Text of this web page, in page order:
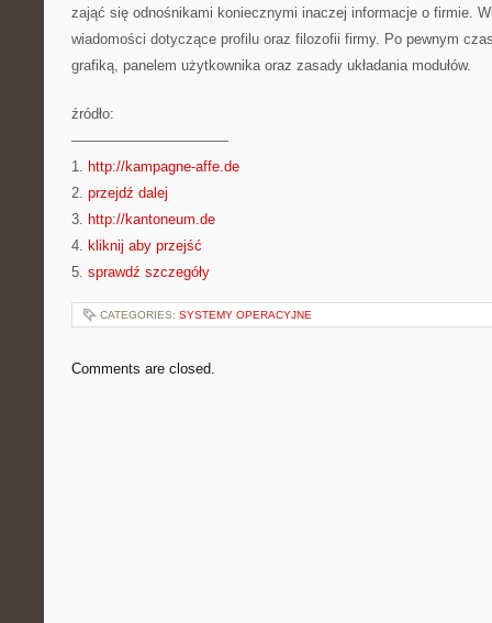
zająć się odnośnikami koniecznymi inaczej informacje o firmie.
wiadomości dotyczące profilu oraz filozofii firmy. Po pewnym
grafiką, panelem użytkownika oraz zasady układania modułów.
źródło:
———————————
1. http://kampagne-affe.de
2. przejdź dalej
3. http://kantoneum.de
4. kliknij aby przejść
5. sprawdź szczegóły
CATEGORIES: SYSTEMY OPERACYJNE
Comments are closed.